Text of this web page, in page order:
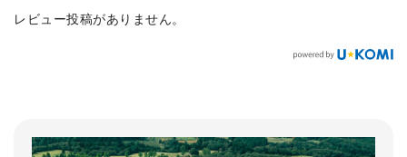
レビュー投稿がありません。